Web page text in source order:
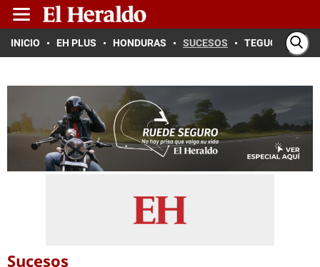
INICIO EH PLUS HONDURAS SUCESOS TEGUCIGALPA
Sucesos